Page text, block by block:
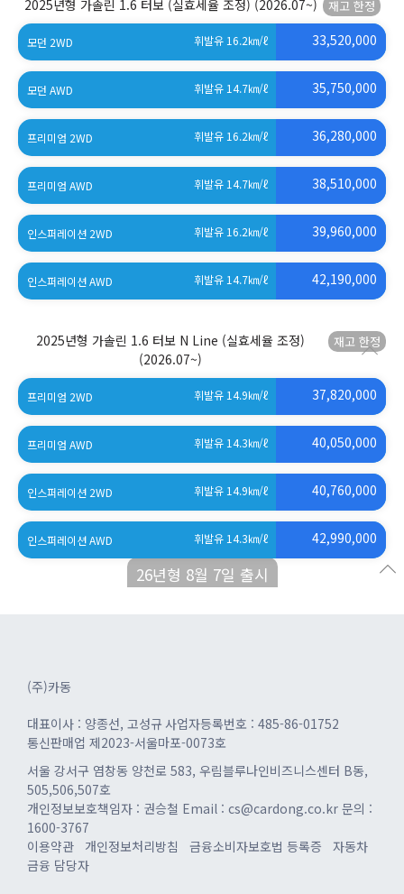
26년형 8월 7일 출시
2025년형 가솔린 1.6 터보 (실효세율 조정) (2026.07~)
모던 2WD 휘발유 16.2㎞/ℓ
33,520,000
모던 AWD 휘발유 14.7㎞/ℓ
35,750,000
프리미엄 2WD 휘발유 16.2㎞/ℓ
36,280,000
프리미엄 AWD 휘발유 14.7㎞/ℓ
38,510,000
인스퍼레이션 2WD 휘발유 16.2㎞/ℓ
39,960,000
인스퍼레이션 AWD 휘발유 14.7㎞/ℓ
42,190,000
2025년형 가솔린 1.6 터보 N Line (실효세율 조정)
(2026.07~)
프리미엄 2WD 휘발유 14.9㎞/ℓ
37,820,000
프리미엄 AWD 휘발유 14.3㎞/ℓ
40,050,000
인스퍼레이션 2WD 휘발유 14.9㎞/ℓ
40,760,000
인스퍼레이션 AWD 휘발유 14.3㎞/ℓ
42,990,000
(주)카동
대표이사 : 양종선, 고성규 사업자등록번호 : 485-86-01752
통신판매업 제2023-서울마포-0073호
서울 강서구 염창동 양천로 583, 우림블루나인비즈니스센터 B동,
505,506,507호
개인정보보호책임자 : 권승철 Email : cs@cardong.co.kr 문의 :
1600-3767
이용약관
개인정보처리방침 금융소비자보호법 등록증
자동차
금융 담당자